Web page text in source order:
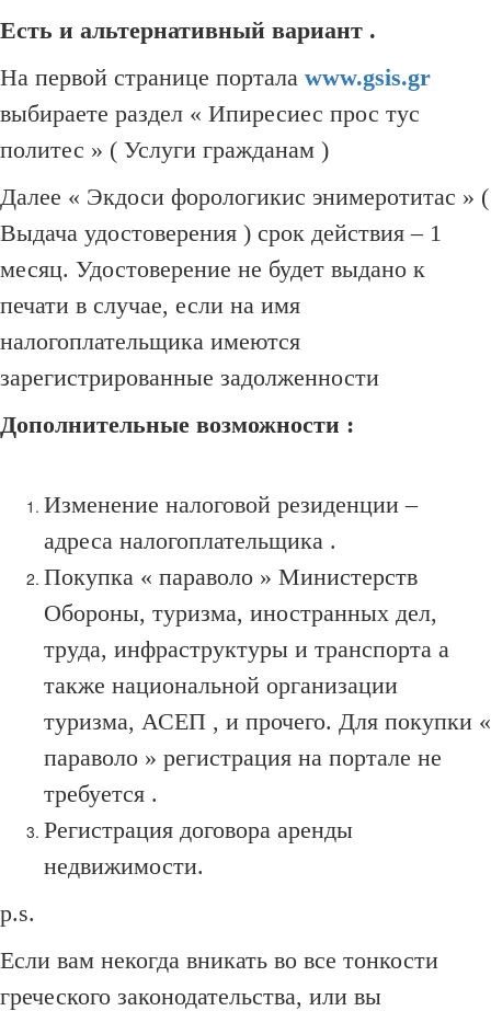
Есть и альтернативный вариант .
На первой странице портала www.gsis.gr
выбираете раздел « Ипиресиес прос тус
политес » ( Услуги гражданам )
Далее « Экдоси форологикис энимеротитас » (
Выдача удостоверения ) срок действия – 1
месяц. Удостоверение не будет выдано к
печати в случае, если на имя
налогоплательщика имеются
зарегистрированные задолженности
Дополнительные возможности :
Изменение налоговой резиденции –
адреса налогоплательщика .
Покупка « параволо » Министерств
Обороны, туризма, иностранных дел,
труда, инфраструктуры и транспорта а
также национальной организации
туризма, АСЕП , и прочего. Для покупки «
параволо » регистрация на портале не
требуется .
Регистрация договора аренды
недвижимости.
p.s.
Если вам некогда вникать во все тонкости
греческого законодательства, или вы